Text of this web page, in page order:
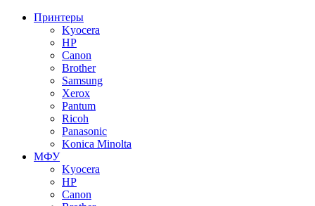
Принтеры
Kyocera
HP
Canon
Brother
Samsung
Xerox
Pantum
Ricoh
Panasonic
Konica Minolta
МФУ
Kyocera
HP
Canon